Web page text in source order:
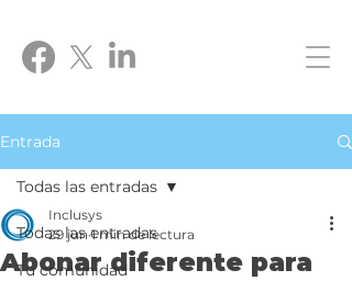
Entrada
Todas las entradas
Tu comunidad
Todas las entradas
Abonar diferente para
Inclusys
29 jun 1 min de lectura